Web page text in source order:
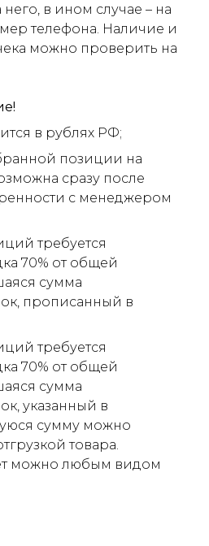
в ином случае – на
телефона. Наличие и
можно проверить на
в рублях РФ;
позиции на
сразу после
с менеджером
требуется
70% от общей
сумма
прописанный в
требуется
70% от общей
сумма
указанный в
сумму можно
товара.
можно любым видом